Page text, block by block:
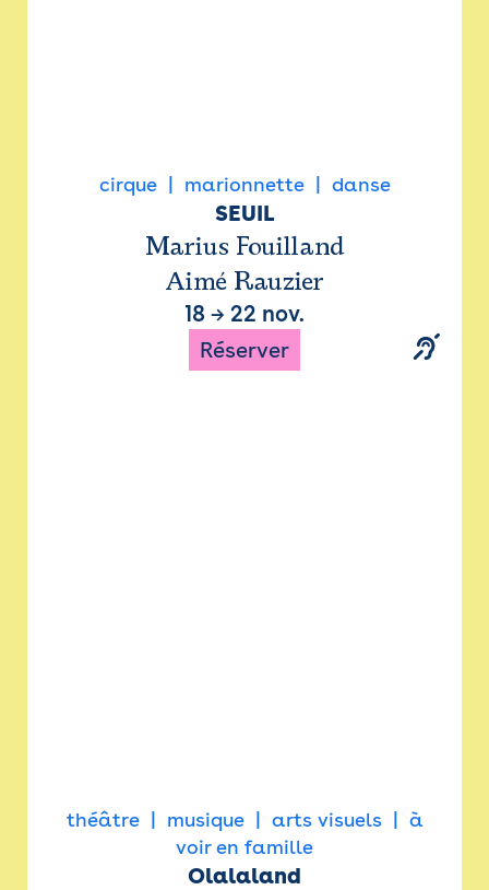
cirque marionnette danse
SEUIL
Marius Fouilland
Aimé Rauzier
18 → 22 nov.
Réserver
théâtre musique arts visuels
à
voir en famille
Olalaland